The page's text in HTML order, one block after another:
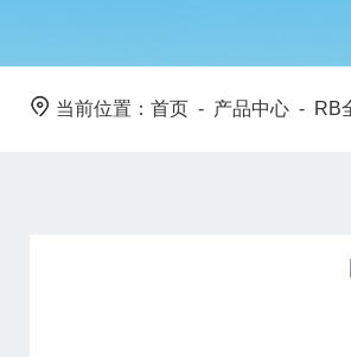
当前位置： 首页 - 产品中心 - RB